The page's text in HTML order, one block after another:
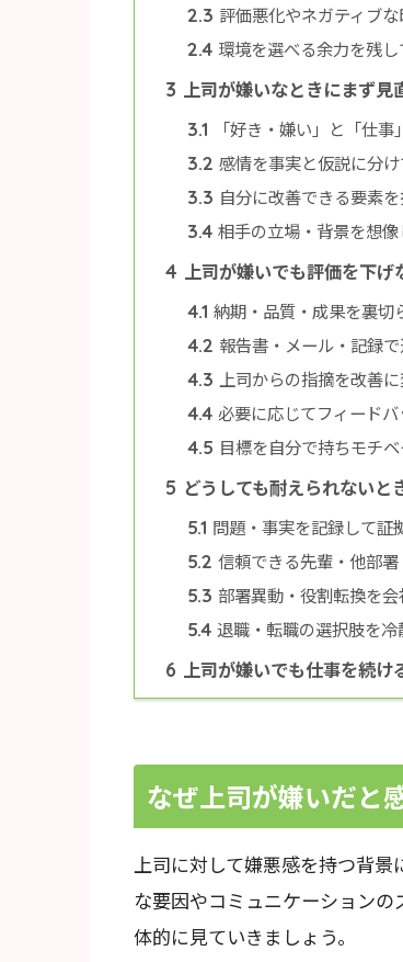
2.3 評価悪化やネガティブ
2.4 環境を選べる余力を残
3 上司が嫌いなときにまず
3.1 「好き・嫌い」と「仕
3.2 感情を事実と仮説に分
3.3 自分に改善できる要素
3.4 相手の立場・背景を想
4 上司が嫌いでも評価を下
4.1 納期・品質・成果を裏切
4.2 報告書・メール・記録
4.3 上司からの指摘を改善
4.4 必要に応じてフィード
4.5 目標を自分で持ちモチ
5 どうしても耐えられない
5.1 問題・事実を記録して証
5.2 信頼できる先輩・他部
5.3 部署異動・役割転換を
5.4 退職・転職の選択肢を冷
6 上司が嫌いでも仕事を続
なぜ上司が嫌いだと
上司に対して嫌悪感を持つ背
な要因やコミュニケーション
体的に見ていきましょう。